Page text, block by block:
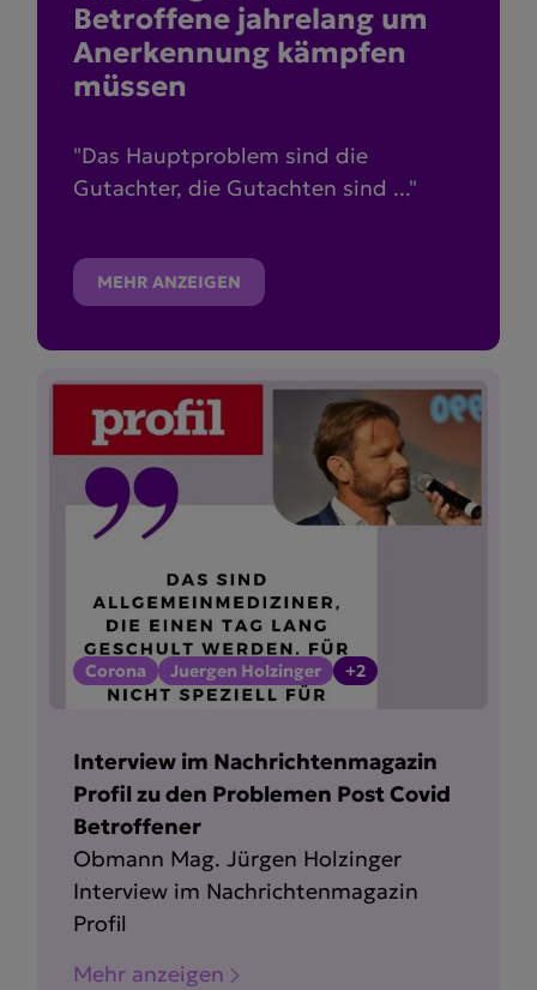
Betroffene jahrelang um
Anerkennung kämpfen
müssen
"Das Hauptproblem sind die
Gutachter, die Gutachten sind ..."
MEHR ANZEIGEN
Corona Juergen Holzinger +2
Interview im Nachrichtenmagazin
Profil zu den Problemen Post Covid
Betroffener
Obmann Mag. Jürgen Holzinger
Interview im Nachrichtenmagazin
Profil
Mehr anzeigen